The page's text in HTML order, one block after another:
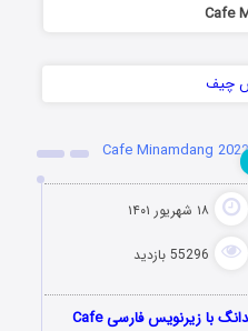
۱۸ شهریور ۱۴۰۱
55296 بازدید
کافه مینامدانگ با زیرنویس فارسی Cafe